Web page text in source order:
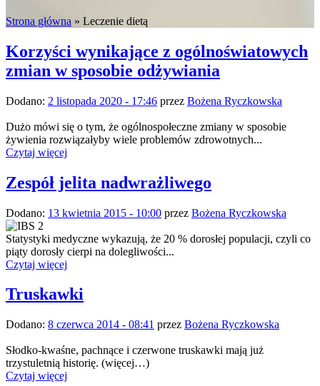
Strona główna » Leczenie dietą
Korzyści wynikające z ogólnoświatowych
zmian w sposobie odżywiania
Dodano: 2 listopada 2020 - 17:46 przez Bożena Ryczkowska
Dużo mówi się o tym, że ogólnospołeczne zmiany w sposobie
żywienia rozwiązałyby wiele problemów zdrowotnych...
Czytaj więcej
Zespół jelita nadwrażliwego
Dodano: 13 kwietnia 2015 - 10:00 przez Bożena Ryczkowska
Statystyki medyczne wykazują, że 20 % dorosłej populacji, czyli co
piąty dorosły cierpi na dolegliwości...
Czytaj więcej
Truskawki
Dodano: 8 czerwca 2014 - 08:41 przez Bożena Ryczkowska
Słodko-kwaśne, pachnące i czerwone truskawki mają już
trzystuletnią historię. (więcej…)
Czytaj więcej